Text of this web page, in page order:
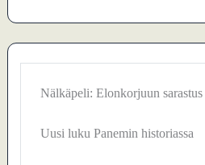
Nälkäpeli: Elonkorjuun
Uusi luku Panemin historiassa